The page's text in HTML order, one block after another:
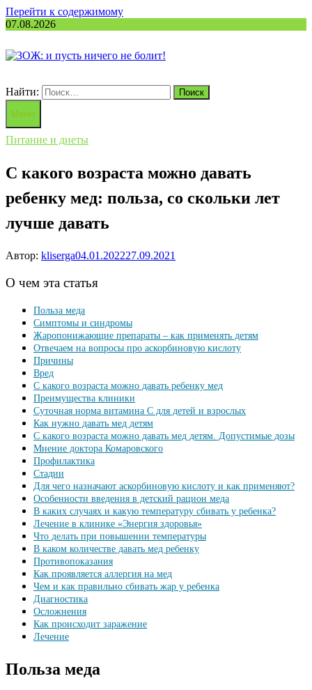
Перейти к содержимому
07.08.2026
Найти:
Меню
Питание и диеты
С какого возраста можно давать
ребенку мед: польза, со скольки лет
лучше давать
Автор: kliserga04.01.202227.09.2021
О чем эта статья
Польза меда
Симптомы и синдромы
Жаропонижающие препараты – как применять детям
Отвечаем на вопросы про аскорбиновую кислоту
Причины
Вред
С какого возраста можно давать ребенку мед
Преимущества клиники
Суточная норма витамина С для детей и взрослых
Как нужно давать мед детям
С какого возраста можно давать мед детям. Допустимые дозы
Мнение доктора Комаровского
Профилактика
Стадии
Для чего назначают аскорбиновую кислоту и как применяют?
Особенности введения в детский рацион меда
В каких случаях и какую температуру сбивать у ребенка?
Лечение в клинике «Энергия здоровья»
Что делать при повышении температуры
В каком количестве давать мед ребенку
Противопоказания
Как проявляется аллергия на мед
Чем и как правильно сбивать жар у ребенка
Диагностика
Осложнения
Как происходит заражение
Лечение
Польза меда